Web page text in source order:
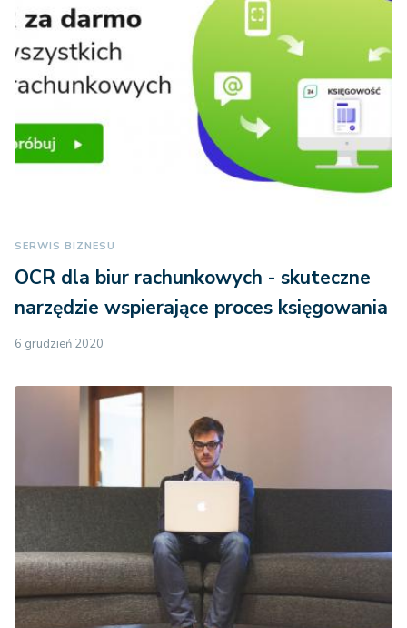
SERWIS BIZNESU
OCR dla biur rachunkowych - skuteczne
narzędzie wspierające proces księgowania
6 grudzień 2020